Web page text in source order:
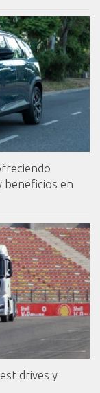
beneficios en
drives y